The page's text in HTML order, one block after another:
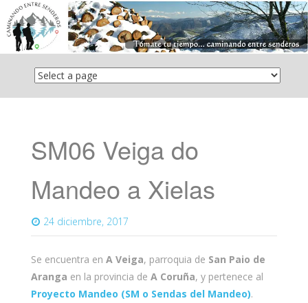
Saltar
contenido
SM06 Veiga do
Mandeo a Xielas
24 diciembre, 2017
Se encuentra en A Veiga, parroquia de San Paio de
Aranga en la provincia de A Coruña, y pertenece al
Proyecto Mandeo (SM o Sendas del Mandeo).